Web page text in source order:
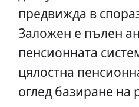
предвижда в
Заложен е пълен
пенсионната
цялостна
оглед базиране на